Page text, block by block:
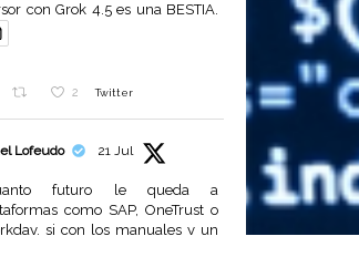
con Grok 4.5 es una BESTIA.
2 Twitter
Lofeudo 21 Jul
futuro le queda a
como SAP, OneTrust o
si con los manuales y un